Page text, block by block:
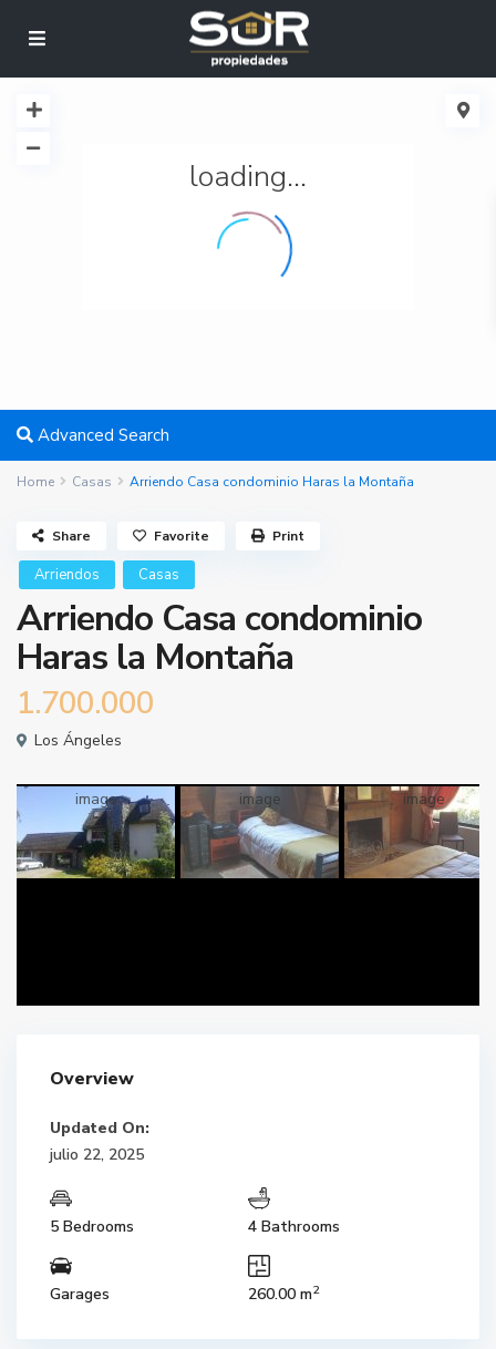
loading...
Advanced Search
Home Casas Arriendo Casa condominio Haras la Montaña
Arriendos Casas
Arriendo Casa condominio
Haras la Montaña
1.700.000
Los Ángeles
Share Favorite Print
Overview
Updated On:
julio 22, 2025
5 Bedrooms 4 Bathrooms
Garages 260.00 m2